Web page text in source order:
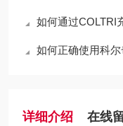
如何通过COLTRI
如何正确使用科
详细介绍 在线